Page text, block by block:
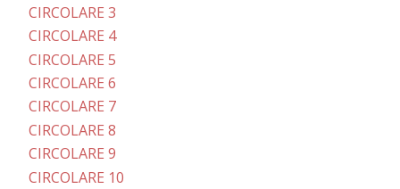
CIRCOLARE 3
CIRCOLARE 4
CIRCOLARE 5
CIRCOLARE 6
CIRCOLARE 7
CIRCOLARE 8
CIRCOLARE 9
CIRCOLARE 10